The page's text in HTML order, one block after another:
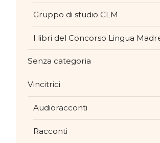
Gruppo di studio CLM
I libri del Concorso Lingua
Senza categoria
Vincitrici
Audioracconti
Racconti